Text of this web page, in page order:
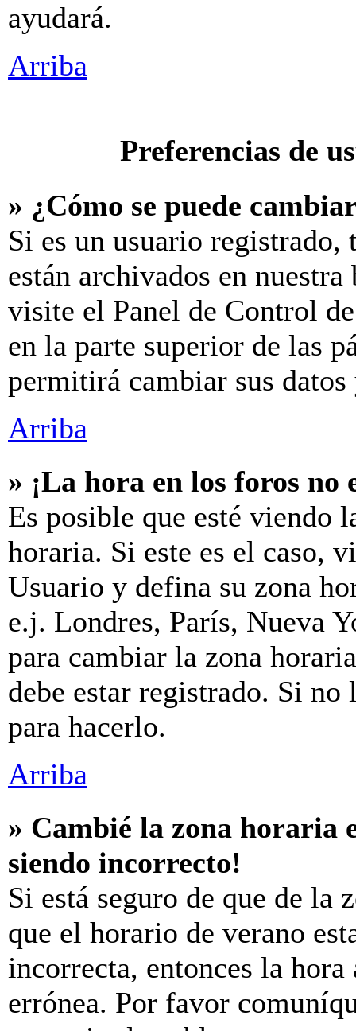
ayudará.
Arriba
Preferencias de
» ¿Cómo se puede
Si es un usuario registrado,
están archivados en
visite el Panel de Control
en la parte superior de las
permitirá cambiar sus
Arriba
» ¡La hora en los foros no
Es posible que esté viendo
horaria. Si este es el caso,
Usuario y defina su zona
e.j. Londres, París, Nueva
para cambiar la zona
debe estar registrado. Si no
para hacerlo.
Arriba
» Cambié la zona horaria
siendo incorrecto!
Si está seguro de que de la
que el horario de verano
incorrecta, entonces la
errónea. Por favor